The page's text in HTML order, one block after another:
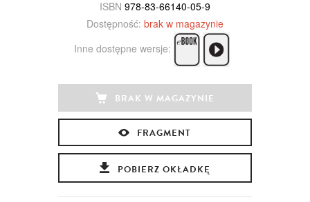
ISBN 978-83-66140-05-9
Dostępność: brak w magazynie
Inne dostępne wersje:
BRAK W MAGAZYNIE
FRAGMENT
POBIERZ OKŁADKĘ